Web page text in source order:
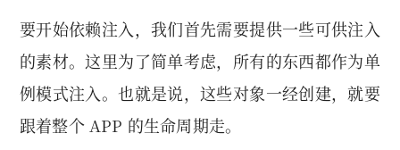
要开始依赖注入，我们首先需要提供一些可供注入
的素材。这里为了简单考虑，所有的东西都作为单
例模式注入。也就是说，这些对象一经创建，就要
跟着整个 APP 的生命周期走。